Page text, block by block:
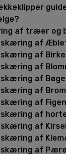
af træer og
af
af
af
af
af
af
af
af
af
af